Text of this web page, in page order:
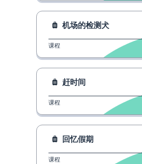
机场的检测犬
课程
赶时间
课程
回忆假期
课程